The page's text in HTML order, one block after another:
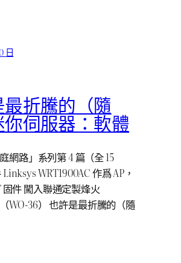
日
最折騰的（隨
你伺服器：軟體
網路」系列第 4 篇（全 15
WRT1900AC 作爲 AP，
固件 闖入聯通定製烽火
WO-36） 也許是最折騰的（隨